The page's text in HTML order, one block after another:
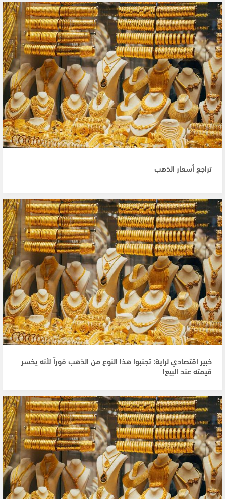
تراجع أسعار الذهب
خبير اقتصادي لراية: تجنبوا هذا النوع من الذهب فوراً لأنه يخسر
قيمته عند البيع!